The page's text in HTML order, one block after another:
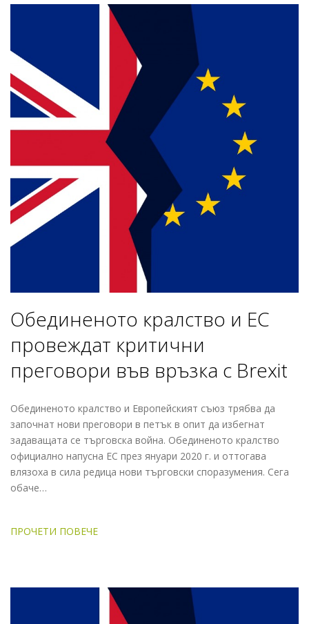
Обединеното кралство и ЕС
провеждат критични
преговори във връзка с Brexit
Обединеното кралство и Европейският съюз трябва да
започнат нови преговори в петък в опит да избегнат
задаващата се търговска война. Обединеното кралство
официално напусна ЕС през януари 2020 г. и оттогава
влязоха в сила редица нови търговски споразумения. Сега
обаче…
ПРОЧЕТИ ПОВЕЧЕ